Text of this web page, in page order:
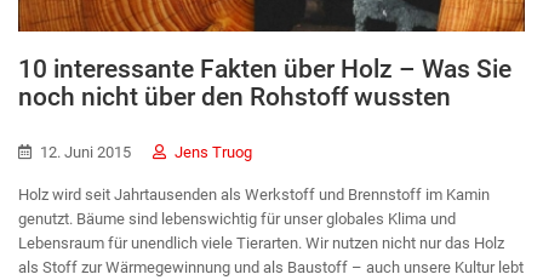
10 interessante Fakten über Holz – Was Sie
noch nicht über den Rohstoff wussten
12. Juni 2015 Jens Truog
Holz wird seit Jahrtausenden als Werkstoff und Brennstoff im Kamin
genutzt. Bäume sind lebenswichtig für unser globales Klima und
Lebensraum für unendlich viele Tierarten. Wir nutzen nicht nur das Holz
als Stoff zur Wärmegewinnung und als Baustoff – auch unsere Kultur lebt